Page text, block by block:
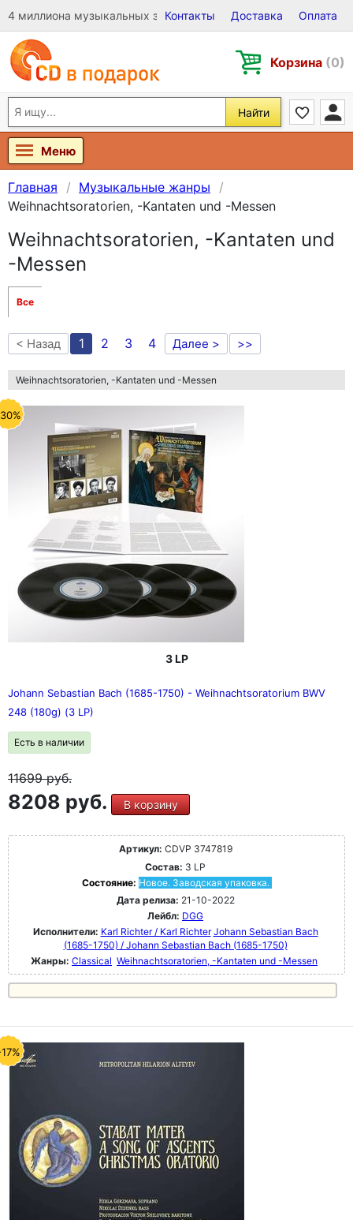
4 миллиона музыкальных записей на Виниле, CD и DVD
Контакты Доставка Оплата
Корзина (0)
Найти
Меню
Главная
Музыкальные жанры
Weihnachtsoratorien, -Kantaten und -Messen
Weihnachtsoratorien, -Kantaten und
-Messen
Все
< Назад 1 2 3 4 Далее > >>
Weihnachtsoratorien, -Kantaten und -Messen
3 LP
Johann Sebastian Bach (1685-1750) - Weihnachtsoratorium BWV
248 (180g) (3 LP)
Есть в наличии
11699руб.
8208 руб. В корзину
Артикул: CDVP 3747819
Состав: 3 LP
Состояние: Новое. Заводская упаковка.
Дата релиза: 21-10-2022
Лейбл: DGG
Исполнители: Karl Richter / Karl Richter Johann Sebastian Bach
(1685-1750) / Johann Sebastian Bach (1685-1750)
Жанры: Classical Weihnachtsoratorien, -Kantaten und -Messen